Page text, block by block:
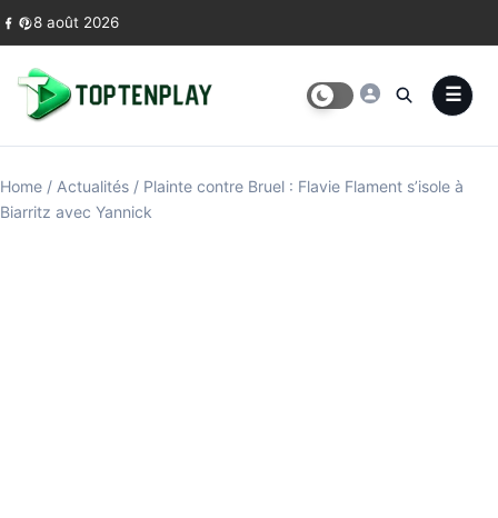
Skip to content
8 août 2026
Home / Actualités / Plainte contre Bruel : Flavie Flament s’isole à
Biarritz avec Yannick